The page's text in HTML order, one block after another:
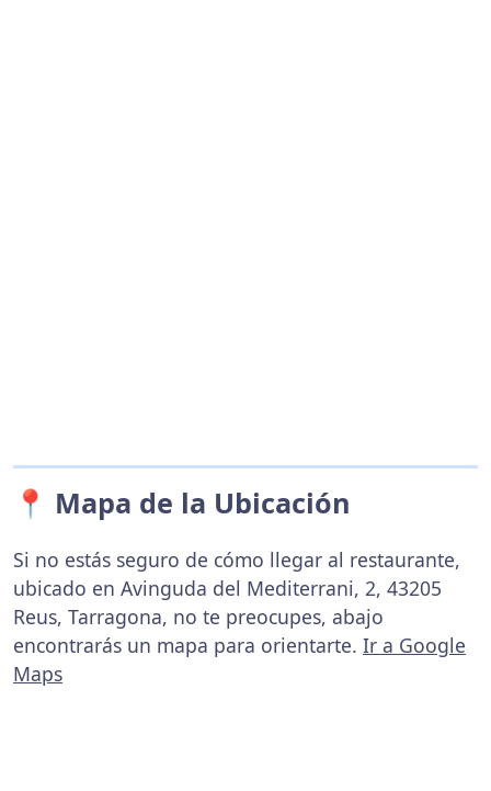
📍 Mapa de la Ubicación
Si no estás seguro de cómo llegar al restaurante,
ubicado en Avinguda del Mediterrani, 2, 43205
Reus, Tarragona, no te preocupes, abajo
encontrarás un mapa para orientarte. Ir a Google
Maps